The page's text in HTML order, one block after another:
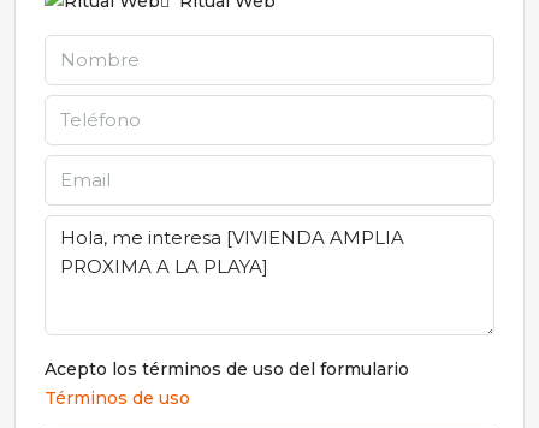
Acepto los términos de uso del formulario
Términos de uso